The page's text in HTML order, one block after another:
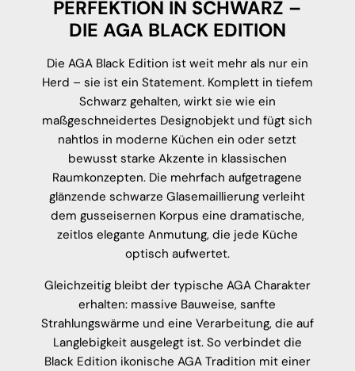
PERFEKTION IN SCHWARZ –
DIE AGA BLACK EDITION
Die AGA Black Edition ist weit mehr als nur ein
Herd – sie ist ein Statement. Komplett in tiefem
Schwarz gehalten, wirkt sie wie ein
maßgeschneidertes Designobjekt und fügt sich
nahtlos in moderne Küchen ein oder setzt
bewusst starke Akzente in klassischen
Raumkonzepten. Die mehrfach aufgetragene
glänzende schwarze Glasemaillierung verleiht
dem gusseisernen Korpus eine dramatische,
zeitlos elegante Anmutung, die jede Küche
optisch aufwertet.
Gleichzeitig bleibt der typische AGA Charakter
erhalten: massive Bauweise, sanfte
Strahlungswärme und eine Verarbeitung, die auf
Langlebigkeit ausgelegt ist. So verbindet die
Black Edition ikonische AGA Tradition mit einer